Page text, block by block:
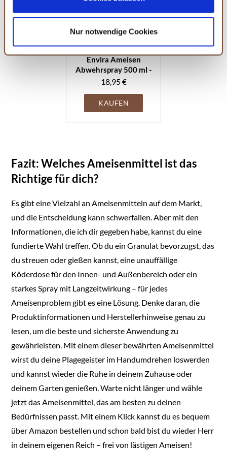
Sie können Ihre Einwilligung selbstverständlich jederzeit
und diese abändern. Die Rechtmäßigkeit der aufgrund
der Einwilligung bis zum Widerruf erfolgten Verarbeitung
wird hiervon nicht berührt. Weitere Informationen finden
Datenschutzhinweisen.
Nur notwendige Cookies
Amazon
Envira Ameisen
Abwehrspray 500 ml -
Spray mit
gegen Ameisen,
Effektiv Ameisen
18,95 €
KAUFEN
Fazit: Welches Ameisenmittel ist das
Richtige für dich?
Es gibt eine Vielzahl an Ameisenmitteln auf dem Markt,
und die Entscheidung kann schwerfallen. Aber mit den
Informationen, die ich dir gegeben habe, kannst du eine
fundierte Wahl treffen. Ob du ein Granulat bevorzugst, das
du streuen oder gießen kannst, eine unauffällige
Köderdose für den Innen- und Außenbereich oder ein
starkes Spray mit Langzeitwirkung – für jedes
Ameisenproblem gibt es eine Lösung. Denke daran, die
Produktinformationen und Herstellerhinweise genau zu
lesen, um die beste und sicherste Anwendung zu
gewährleisten. Mit einem dieser bewährten Ameisenmittel
wirst du deine Plagegeister im Handumdrehen loswerden
und kannst wieder die Ruhe in deinem Zuhause oder
deinem Garten genießen. Warte nicht länger und wähle
jetzt das Ameisenmittel, das am besten zu deinen
Bedürfnissen passt. Mit einem Klick kannst du es bequem
über Amazon bestellen und schon bald bist du wieder Herr
in deinem eigenen Reich – frei von lästigen Ameisen!